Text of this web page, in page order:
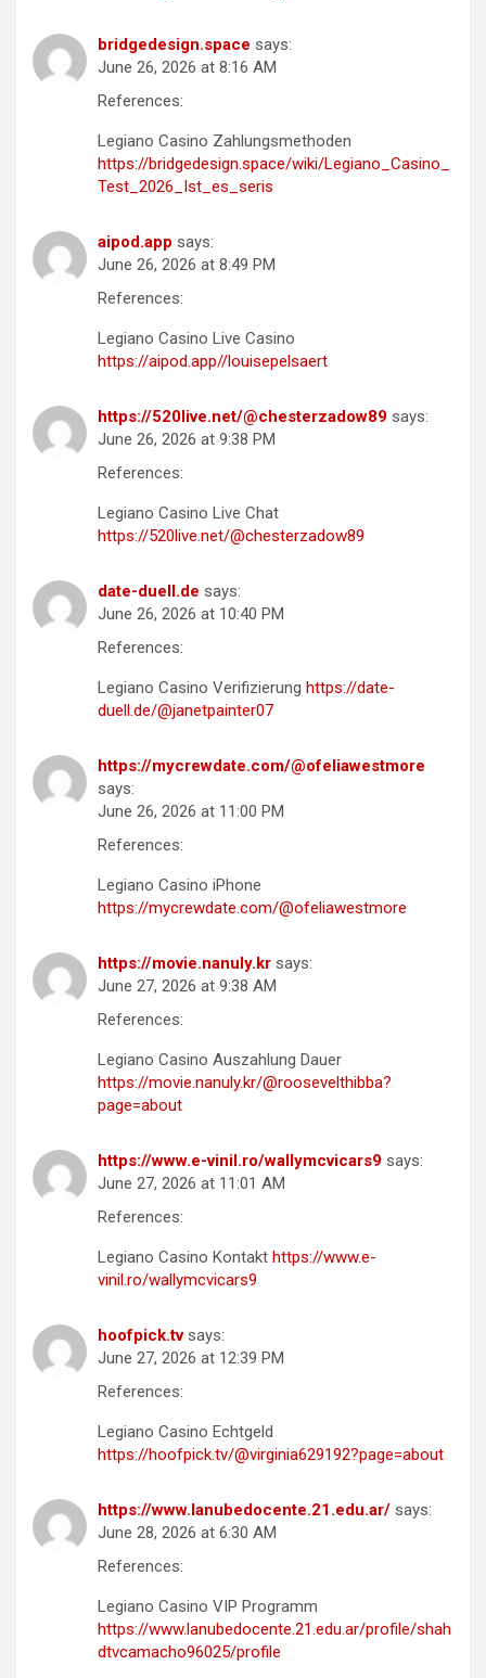
bridgedesign.space says:
June 26, 2026 at 8:16 AM
References:
Legiano Casino Zahlungsmethoden
https://bridgedesign.space/wiki/Legiano_Casino_
Test_2026_Ist_es_seris
aipod.app says:
June 26, 2026 at 8:49 PM
References:
Legiano Casino Live Casino
https://aipod.app//louisepelsaert
https://520live.net/@chesterzadow89 says:
June 26, 2026 at 9:38 PM
References:
Legiano Casino Live Chat
https://520live.net/@chesterzadow89
date-duell.de says:
June 26, 2026 at 10:40 PM
References:
Legiano Casino Verifizierung https://date-
duell.de/@janetpainter07
https://mycrewdate.com/@ofeliawestmore
says:
June 26, 2026 at 11:00 PM
References:
Legiano Casino iPhone
https://mycrewdate.com/@ofeliawestmore
https://movie.nanuly.kr says:
June 27, 2026 at 9:38 AM
References:
Legiano Casino Auszahlung Dauer
https://movie.nanuly.kr/@roosevelthibba?
page=about
https://www.e-vinil.ro/wallymcvicars9 says:
June 27, 2026 at 11:01 AM
References:
Legiano Casino Kontakt https://www.e-
vinil.ro/wallymcvicars9
hoofpick.tv says:
June 27, 2026 at 12:39 PM
References:
Legiano Casino Echtgeld
https://hoofpick.tv/@virginia629192?page=about
https://www.lanubedocente.21.edu.ar/ says:
June 28, 2026 at 6:30 AM
References:
Legiano Casino VIP Programm
https://www.lanubedocente.21.edu.ar/profile/shah
dtvcamacho96025/profile